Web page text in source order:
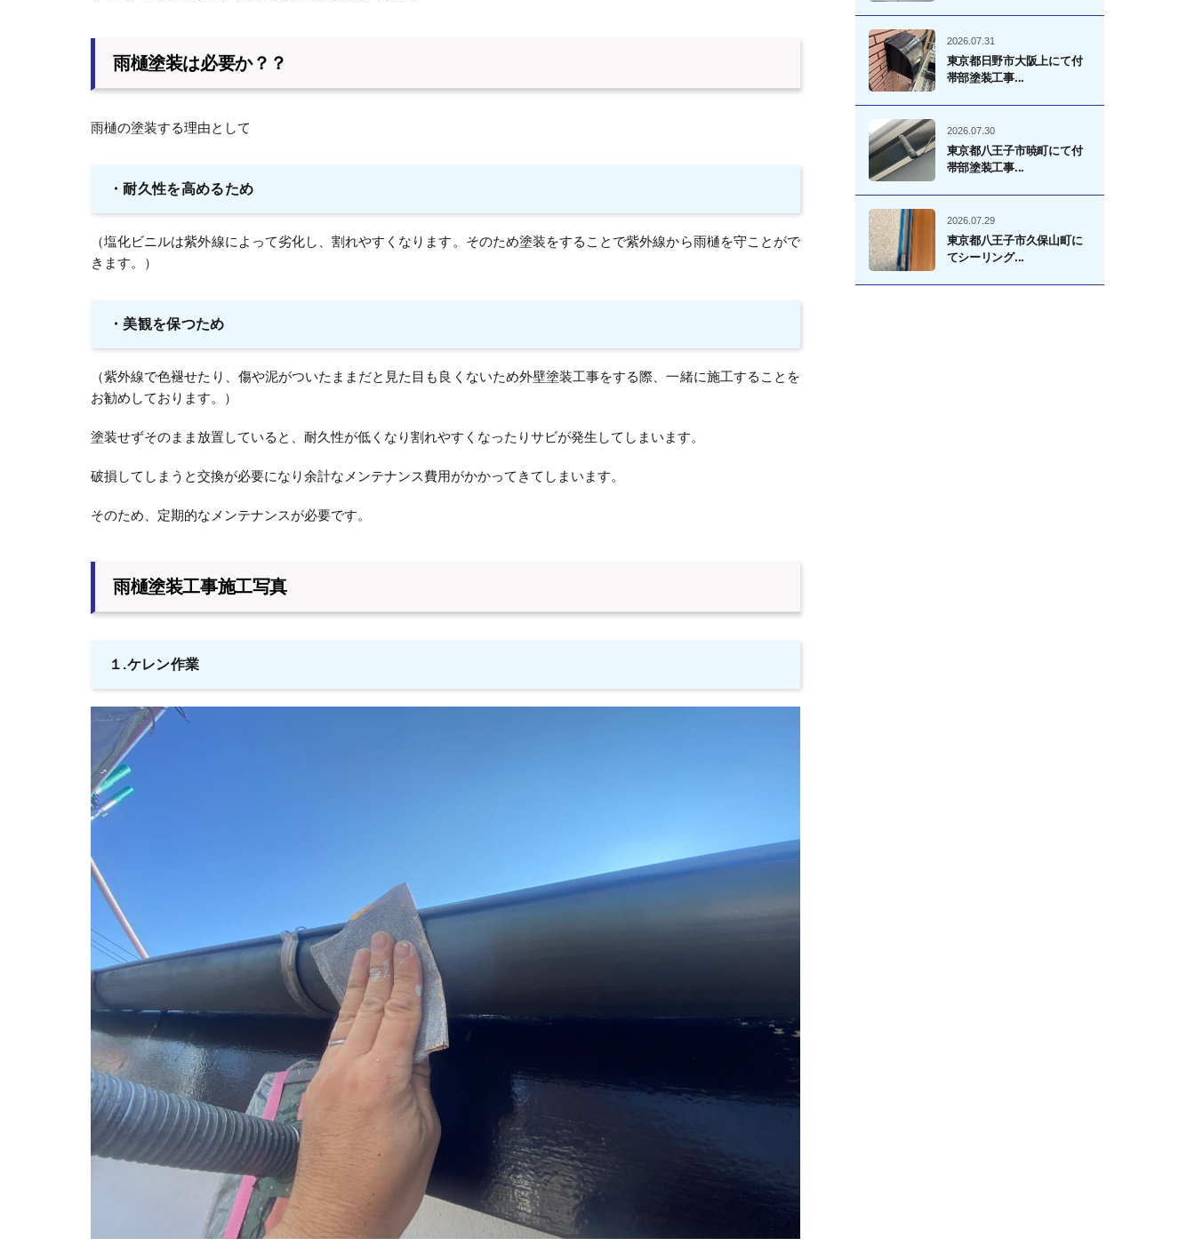
雨樋塗装は必要か？？
雨樋の塗装する理由として
・耐久性を高めるため
（塩化ビニルは紫外線によって劣化し、割れやすくなります。そのため塗装をすることで紫外線から雨樋を守ことがで
きます。）
・ 美観を保つため
（紫外線で色褪せたり、傷や泥がついたままだと見た目も良くないため外壁塗装工事をする際、一緒に施工することを
お勧めしております。）
塗装せずそのまま放置していると、耐久性が低くなり割れやすくなったりサビが発生してしまいます。
破損してしまうと交換が必要になり余計なメンテナンス費用がかかってきてしまいます。
そのため、定期的なメンテナンスが必要です。
雨樋塗装工事施工写真
１.ケレン作業
2026.07.31
東京都日野市大阪上にて付
帯部塗装工事...
2026.07.30
東京都八王子市暁町にて付
帯部塗装工事...
2026.07.29
東京都八王子市久保山町に
てシーリング...